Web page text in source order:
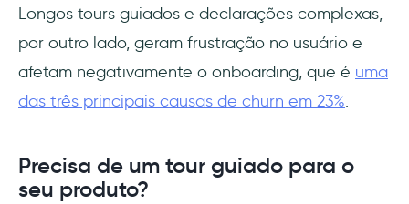
Longos tours guiados e declarações complexas,
por outro lado, geram frustração no usuário e
afetam negativamente o onboarding, que é uma
das três principais causas de churn em 23%.
Precisa de um tour guiado para o
seu produto?